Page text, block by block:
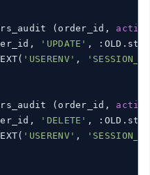
(order_id,
'UPDATE' ,
'USERENV' ,
(order_id,
'DELETE' ,
'USERENV' ,